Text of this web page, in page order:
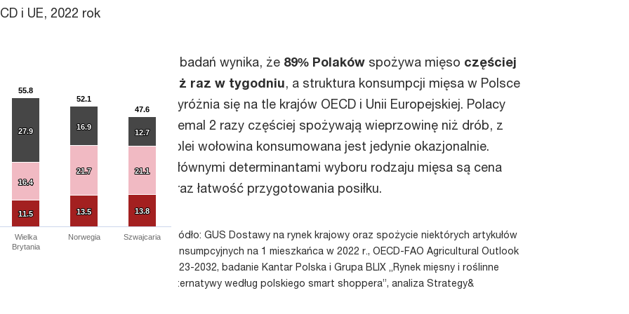
i UE, 2022 rok
55.8
55.8
52.1
52.1
47.6
47.6
27.9
27.9 16.9
16.9
12.7
12.7
16.4
16.4
21.7
21.7 21.1
21.1
11.5
11.5 13.5
13.5 13.8
13.8
Wielka
Brytania
Norwegia Szwajcaria
Z badań wynika, że 89% Polaków spożywa mięso częściej
niż raz w tygodniu​, a struktura konsumpcji mięsa w Polsce
wyróżnia się na tle krajów OECD i Unii Europejskiej. Polacy
niemal 2 razy częściej spożywają wieprzowinę niż drób, z
kolei wołowina konsumowana jest jedynie okazjonalnie.
Głównymi determinantami wyboru rodzaju mięsa są cena
oraz łatwość przygotowania posiłku.
Źródło: GUS Dostawy na rynek krajowy oraz spożycie niektórych artykułów
konsumpcyjnych na 1 mieszkańca w 2022 r., OECD-FAO Agricultural Outlook
2023-2032, badanie Kantar Polska i Grupa BLIX „Rynek mięsny i roślinne
alternatywy według polskiego smart shoppera”, analiza Strategy&